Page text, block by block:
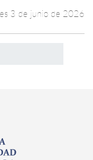
3 de junio de 2026